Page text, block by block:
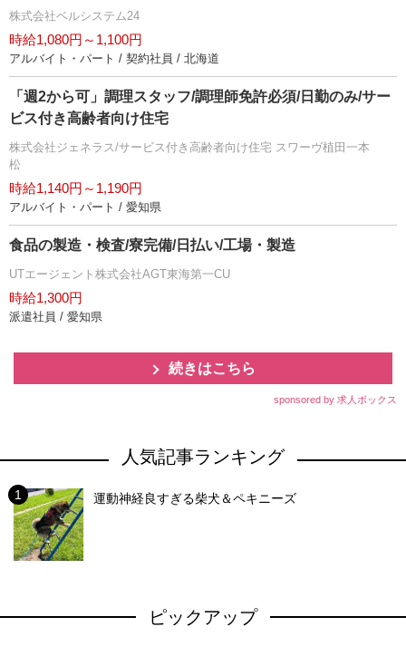
株式会社ベルシステム24
時給1,080円～1,100円
アルバイト・パート / 契約社員 / 北海道
「週2から可」調理スタッフ/調理師免許必須/日勤のみ/サー
ビス付き高齢者向け住宅
株式会社ジェネラス/サービス付き高齢者向け住宅 スワーヴ植田一本
松
時給1,140円～1,190円
アルバイト・パート / 愛知県
食品の製造・検査/寮完備/日払い/工場・製造
UTエージェント株式会社AGT東海第一CU
時給1,300円
派遣社員 / 愛知県
続きはこちら
sponsored by 求人ボックス
人気記事ランキング
運動神経良すぎる柴犬＆ペキニーズ
ピックアップ